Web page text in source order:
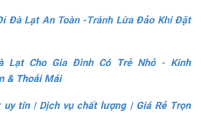
Đà Lạt An Toàn -Tránh Lừa Đảo Khi Đặt
Lạt Cho Gia Đình Có Trẻ Nhỏ - Kinh
& Thoải Mái
uy tín | Dịch vụ chất lượng | Giá Rẻ Trọn